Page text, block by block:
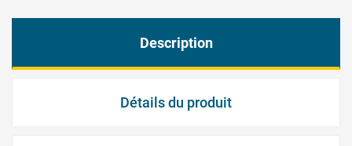
Description
Détails du produit